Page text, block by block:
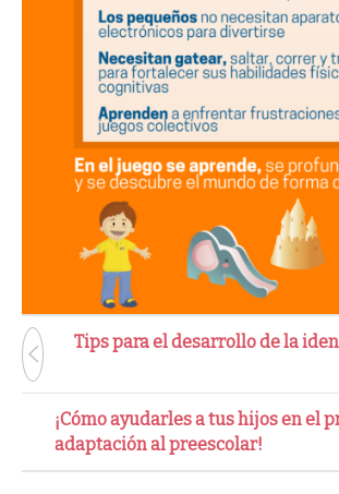
¡Cómo ayudarles a tus hijos en el
adaptación al preescolar!
Tips para el desarrollo de la